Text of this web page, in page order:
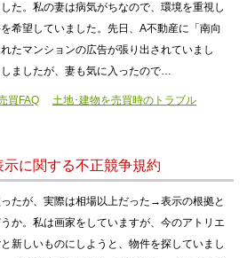
た。私の妻は病気がちなので、環境を重視し
希望していました。先日、A不動産に「南向
たマンションの広告が張り出されていまし
ましたが、妻も気に入ったので…
買FAQ 土地･建物を売買時のトラブル
示に関する不正競争規約
ったが、実際は相場以上だった→表示の根拠と
か。私は画家をしていますが、今のアトリエ
新しいものにしようと、物件を探していまし